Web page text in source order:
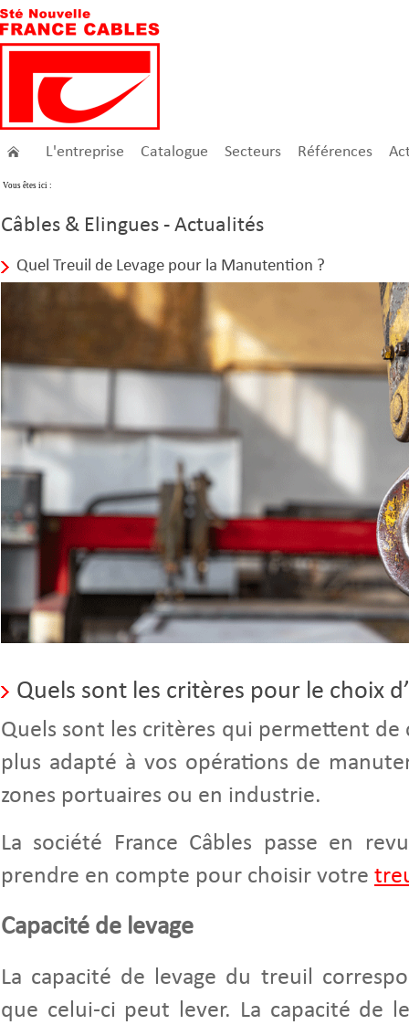
L'entreprise Catalogue Secteurs Références
Vous êtes ici :
Câbles & Elingues - Actualités
Quel Treuil de Levage pour la Manutention ?
Quels sont les critères pour le choix
Quels sont les critères qui permettent
plus adapté à vos opérations de
zones portuaires ou en industrie.
La société France Câbles passe en
prendre en compte pour choisir votre
Capacité de levage
La capacité de levage du treuil
que celui-ci peut lever. La capacité de